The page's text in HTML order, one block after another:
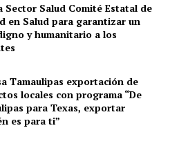
Sector Salud Comité Estatal de
en Salud para garantizar un
y humanitario a los
Tamaulipas exportación de
locales con programa “De
para Texas, exportar
es para ti”